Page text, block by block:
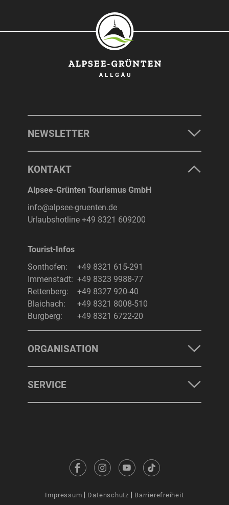
NEWSLETTER
KONTAKT
Alpsee-Grünten Tourismus GmbH
info@alpsee-gruenten.de
Urlaubshotline +49 8321 609200
Tourist-Infos
Sonthofen:
+49 8321 615-291
Immenstadt: +49 8323 9988-77
Rettenberg:
+49 8327 920-40
Blaichach:
+49 8321 8008-510
Burgberg:
+49 8321 6722-20
ORGANISATION
SERVICE
Impressum Datenschutz Barrierefreiheit